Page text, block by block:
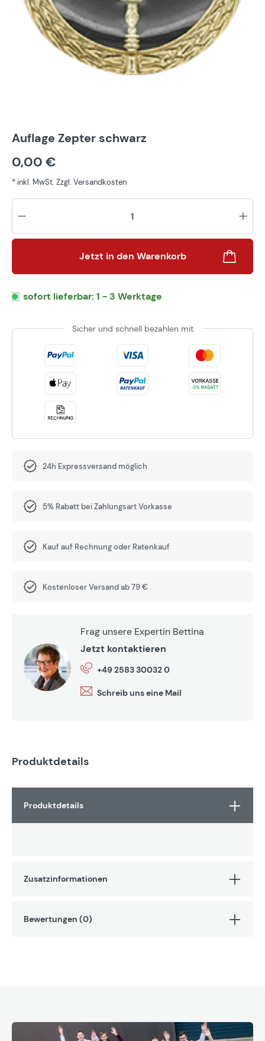
Auflage Zepter schwarz
0,00 €
* inkl. MwSt. Zzgl. Versandkosten
Jetzt in den Warenkorb
sofort lieferbar: 1 - 3 Werktage
Sicher und schnell bezahlen mit
24h Expressversand möglich
5% Rabatt bei Zahlungsart Vorkasse
Kauf auf Rechnung oder Ratenkauf
Kostenloser Versand ab 79 €
Frag unsere Expertin Bettina
Jetzt kontaktieren
+49 2583 30032 0
Schreib uns eine Mail
Produktdetails
Produktdetails
Zusatzinformationen
Bewertungen (0)